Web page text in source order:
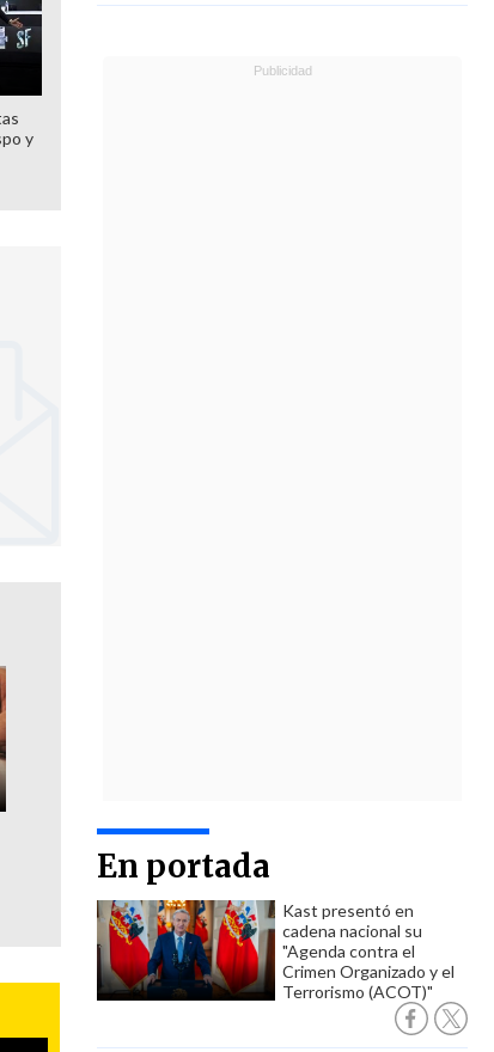
En portada
Kast presentó en
cadena nacional su
"Agenda contra el
Crimen Organizado y el
Terrorismo (ACOT)"
y